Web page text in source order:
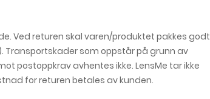
Ved returen skal varen/produktet pakkes godt
Transportskader som oppstår på grunn av
postoppkrav avhentes ikke. LensMe tar ikke
for returen betales av kunden.